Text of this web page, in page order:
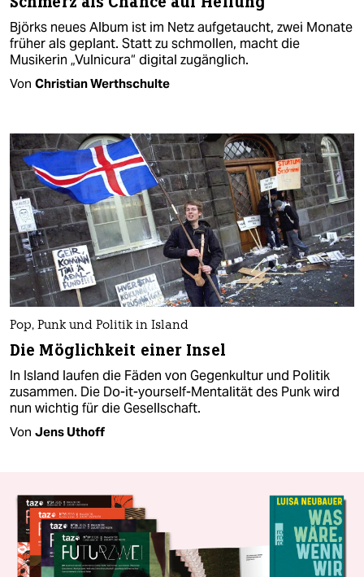
Björks neues Album ist im Netz aufgetaucht, zwei Monate
früher als geplant. Statt zu schmollen, macht die
Musikerin „Vulnicura“ digital zugänglich.
Von Christian Werthschulte
Pop, Punk und Politik in Island
Die Möglichkeit einer Insel
In Island laufen die Fäden von Gegenkultur und Politik
zusammen. Die Do-it-yourself-Mentalität des Punk wird
nun wichtig für die Gesellschaft.
Von Jens Uthoff